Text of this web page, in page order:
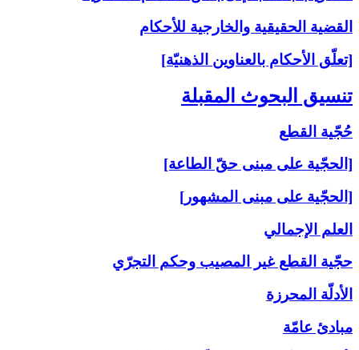
القضية الحقيقية والخارجية للأحكام
[تعلّق الأحكام بالعناوين الذهنيّة]
تنسيق البحوث المقبلة
حُجّية القطع
[الحجّية على مبنى حقّ الطاعة]
[الحجّية على مبنى المشهور]
العلم الإجمالي
حجّية القطع غير المصيب وحكم التجرّي
الأدلّة المحرزة
مبادئ عامّة